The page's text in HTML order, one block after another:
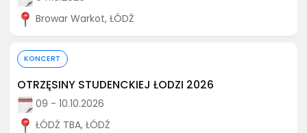
Browar Warkot, ŁÓDŹ
KONCERT
OTRZĘSINY STUDENCKIEJ ŁODZI 2026
09 - 10.10.2026
ŁÓDŹ TBA, ŁÓDŹ